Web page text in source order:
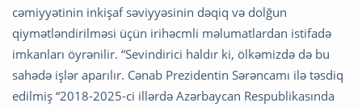
cəmiyyətinin inkişaf səviyyəsinin dəqiq və dolğun
qiymətləndirilməsi üçün irihəcmli məlumatlardan istifadə
imkanları öyrənilir. “Sevindirici haldır ki, ölkəmizdə də bu
sahədə işlər aparılır. Cənab Prezidentin Sərəncamı ilə təsdiq
edilmiş “2018-2025-ci illərdə Azərbaycan Respublikasında